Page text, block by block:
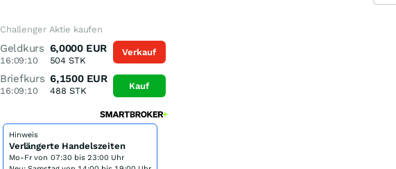
Challenger Aktie kaufen
Geldkurs
16:09:10
6,0000 EUR
504 STK
Briefkurs
16:09:10
6,1500 EUR
488 STK
Verkauf
Kauf
Hinweis
Verlängerte Handelszeiten
Mo-Fr von 07:30 bis 23:00 Uhr